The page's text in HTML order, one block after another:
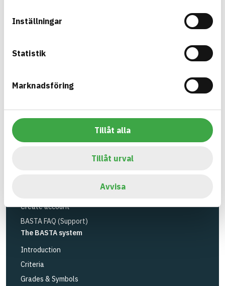
Inställningar
Statistik
Marknadsföring
Tillåt alla
Tillåt urval
Avvisa
products. The BASTA system also offers criteria's
and grades with regard to phasing out hazardous
Byggföretagen
Tools
Create account
BASTA FAQ (Support)
The BASTA system
Introduction
Criteria
Grades & Symbols